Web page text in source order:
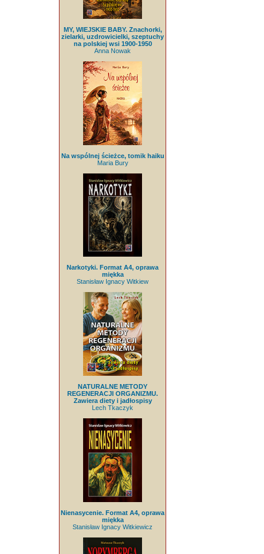
MY, WIEJSKIE BABY. Znachorki,
zielarki, uzdrowicielki, szeptuchy
na polskiej wsi 1900-1950
Anna Nowak
Na wspólnej ścieżce, tomik haiku
Maria Bury
Narkotyki. Format A4, oprawa
miękka
Stanisław Ignacy Witkiew
NATURALNE METODY
REGENERACJI ORGANIZMU.
Zawiera diety i jadłospisy
Lech Tkaczyk
Nienasycenie. Format A4, oprawa
miękka
Stanisław Ignacy Witkiewicz